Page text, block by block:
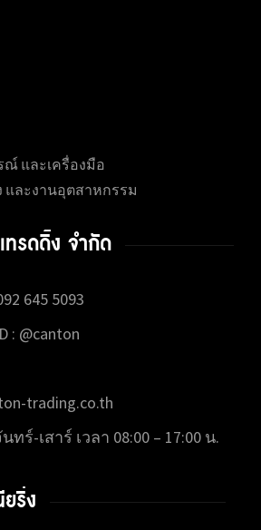
และเครื่องมือ
และงานอุตสาหกรรม
รดดิ้ง จำกัด
645 5093
: @canton
trading.co.th
ทร์-เสาร์ เวลา 08:00 – 17:00 น.
ริ่ง